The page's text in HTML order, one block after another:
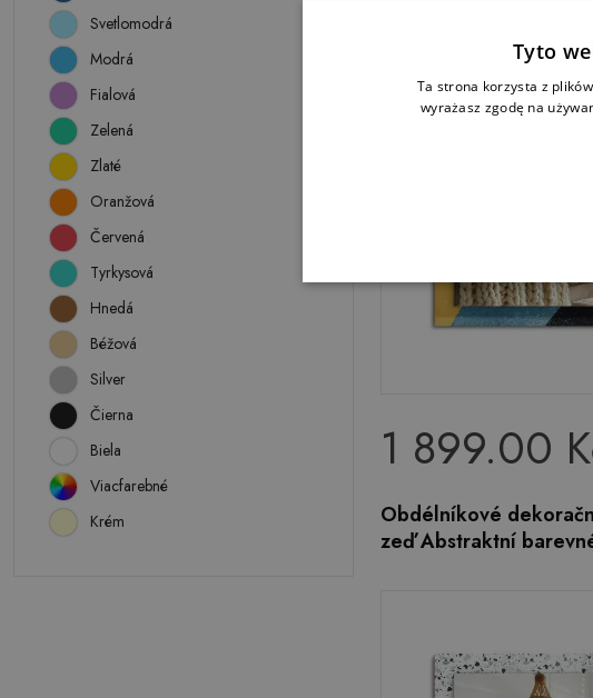
Svetlomodrá
Modrá
Fialová
Zelená
Zlaté
Oranžová
Červená
Tyrkysová
Hnedá
Béžová
Silver
Čierna
Biela
Viacfarebné
Krém
1 899.00
Obdélníkové
zeď Abstraktní
Tyto
Ta strona korzysta z
wyrażasz zgodę na